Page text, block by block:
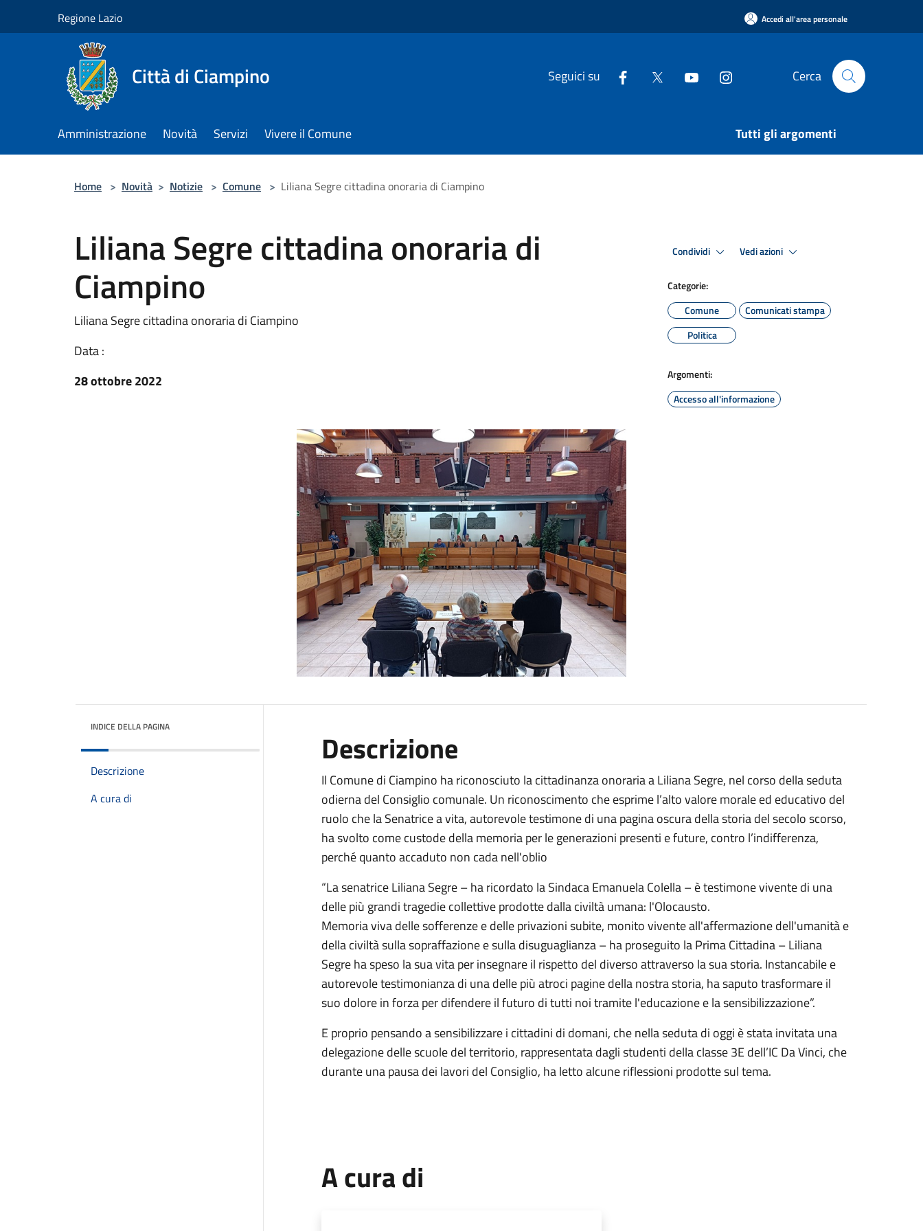
Regione Lazio Accedi all'area personale
Città di Ciampino Seguici su Cerca
Amministrazione Novità Servizi Vivere il Comune Tutti gli argomenti
Home > Novità > Notizie > Comune > Liliana Segre cittadina onoraria di Ciampino
Liliana Segre cittadina onoraria di
Ciampino
Liliana Segre cittadina onoraria di Ciampino
Data :
28 ottobre 2022
Condividi Vedi azioni
Categorie:
Comune
Comunicati stampa
Politica
Argomenti:
Accesso all'informazione
INDICE DELLA PAGINA
Descrizione
A cura di
Descrizione
Il Comune di Ciampino ha riconosciuto la cittadinanza onoraria a Liliana Segre, nel corso della seduta
odierna del Consiglio comunale. Un riconoscimento che esprime l’alto valore morale ed educativo del
ruolo che la Senatrice a vita, autorevole testimone di una pagina oscura della storia del secolo scorso,
ha svolto come custode della memoria per le generazioni presenti e future, contro l’indifferenza,
perché quanto accaduto non cada nell'oblio
“La senatrice Liliana Segre – ha ricordato la Sindaca Emanuela Colella – è testimone vivente di una
delle più grandi tragedie collettive prodotte dalla civiltà umana: l'Olocausto.
Memoria viva delle sofferenze e delle privazioni subite, monito vivente all'affermazione dell'umanità e
della civiltà sulla sopraffazione e sulla disuguaglianza – ha proseguito la Prima Cittadina – Liliana
Segre ha speso la sua vita per insegnare il rispetto del diverso attraverso la sua storia. Instancabile e
autorevole testimonianza di una delle più atroci pagine della nostra storia, ha saputo trasformare il
suo dolore in forza per difendere il futuro di tutti noi tramite l'educazione e la sensibilizzazione”.
E proprio pensando a sensibilizzare i cittadini di domani, che nella seduta di oggi è stata invitata una
delegazione delle scuole del territorio, rappresentata dagli studenti della classe 3E dell’IC Da Vinci, che
durante una pausa dei lavori del Consiglio, ha letto alcune riflessioni prodotte sul tema.
A cura di